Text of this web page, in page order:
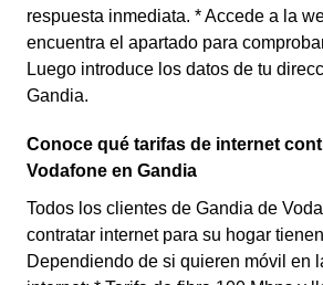
respuesta inmediata. * Accede a la
encuentra el apartado para
Luego introduce los datos de tu
Gandia.
Conoce qué tarifas de internet
Vodafone en Gandia
Todos los clientes de Gandia de
contratar internet para su hogar
Dependiendo de si quieren móvil en